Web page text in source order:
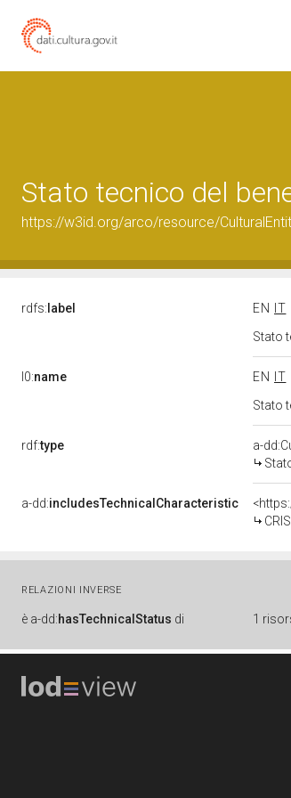
Stato tecnico del
https://w3id.org/arco/resource/
rdfs: label EN
IT
Stato
l0:name EN
IT
Stato
rdf:type
a-
a-dd:includesTechnicalCharacteristic
RELAZIONI INVERSE
è a-dd:hasTechnicalStatus di 1